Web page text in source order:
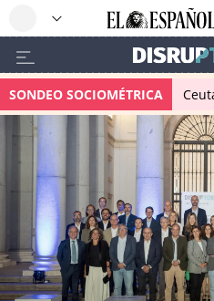
SONDEO SOCIOMÉTRICA